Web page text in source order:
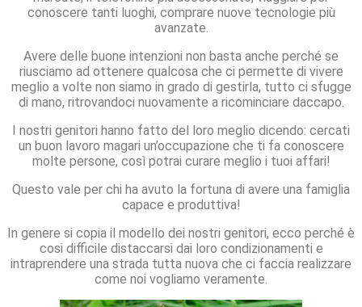
conoscere tanti luoghi, comprare nuove tecnologie più
avanzate.
Avere delle buone intenzioni non basta anche perché se
riusciamo ad ottenere qualcosa che ci permette di vivere
meglio a volte non siamo in grado di gestirla, tutto ci sfugge
di mano, ritrovandoci nuovamente a ricominciare daccapo.
I nostri genitori hanno fatto del loro meglio dicendo: cercati
un buon lavoro magari un’occupazione che ti fa conoscere
molte persone, così potrai curare meglio i tuoi affari!
Questo vale per chi ha avuto la fortuna di avere una famiglia
capace e produttiva!
In genere si copia il modello dei nostri genitori, ecco perché è
cosi difficile distaccarsi dai loro condizionamenti e
intraprendere una strada tutta nuova che ci faccia realizzare
come noi vogliamo veramente.